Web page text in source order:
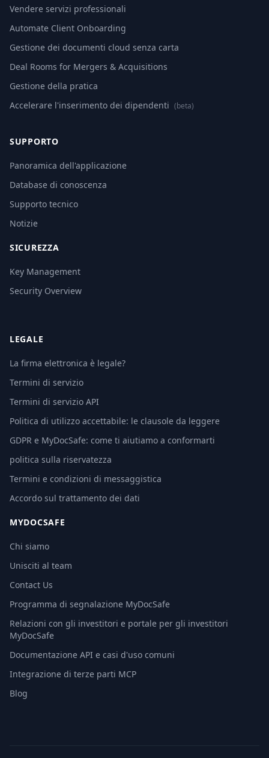
Vendere servizi professionali
Automate Client Onboarding
Gestione dei documenti cloud senza carta
Deal Rooms for Mergers & Acquisitions
Gestione della pratica
Accelerare l'inserimento dei dipendenti (beta)
SUPPORTO
Panoramica dell'applicazione
Database di conoscenza
Supporto tecnico
Notizie
SICUREZZA
Key Management
Security Overview
LEGALE
La firma elettronica è legale?
Termini di servizio
Termini di servizio API
Politica di utilizzo accettabile: le clausole da leggere
GDPR e MyDocSafe: come ti aiutiamo a conformarti
politica sulla riservatezza
Termini e condizioni di messaggistica
Accordo sul trattamento dei dati
MYDOCSAFE
Chi siamo
Unisciti al team
Contact Us
Programma di segnalazione MyDocSafe
Relazioni con gli investitori e portale per gli investitori
MyDocSafe
Documentazione API e casi d'uso comuni
Integrazione di terze parti MCP
Blog